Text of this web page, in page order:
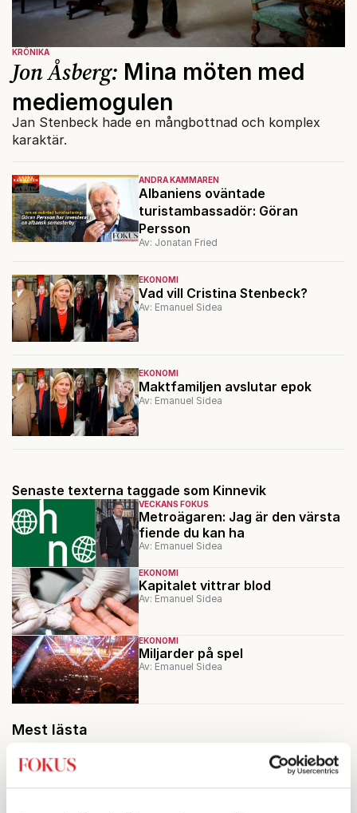
ANDRA KAMMAREN
Albaniens oväntade
turistambassadör: Göran
Persson
Av: Jonatan Fried
EKONOMI
Vad vill Cristina Stenbeck?
Av: Emanuel Sidea
EKONOMI
Maktfamiljen avslutar epok
Av: Emanuel Sidea
KRÖNIKA
Jon Åsberg: Mina möten med
mediemogulen
Jan Stenbeck hade en mångbottnad och komplex
karaktär.
Senaste texterna taggade som Kinnevik
VECKANS FOKUS
Metroägaren: Jag är den värsta
fiende du kan ha
Av: Emanuel Sidea
EKONOMI
Kapitalet vittrar blod
Av: Emanuel Sidea
EKONOMI
Miljarder på spel
Av: Emanuel Sidea
Mest lästa